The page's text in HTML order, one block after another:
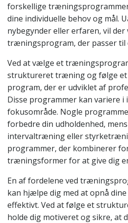
forskellige
dine individuelle behov og mål.
nybegynder eller erfaren, vil
træningsprogram, der passer til
Ved at vælge et
struktureret træning og følge
program, der er udviklet af
Disse programmer kan variere
fokusområde. Nogle
forbedre din udholdenhed,
intervaltræning eller
programmer, der kombinerer
træningsformer for at give dig
En af fordelene ved
kan hjælpe dig med at opnå
effektivt. Ved at følge et
holde dig motiveret og sikre, at